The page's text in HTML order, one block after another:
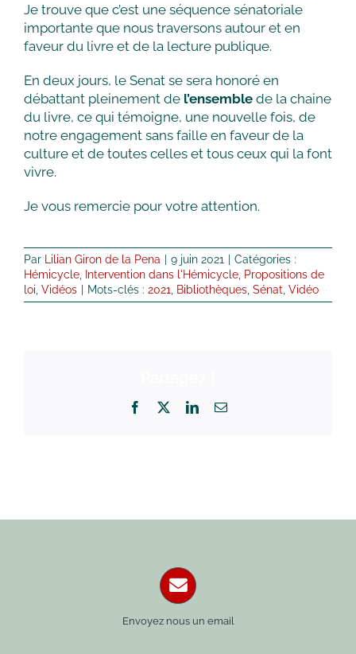
Je trouve que c’est une séquence sénatoriale
importante que nous traversons autour et en
faveur du livre et de la lecture publique.
En deux jours, le Senat se sera honoré en
débattant pleinement de l’ensemblede la chaine
du livre, ce qui témoigne, une nouvelle fois, de
notre engagement sans faille en faveur de la
culture et de toutes celles et tous ceux qui la font
vivre.
Je vous remercie pour votre attention.
Par Lilian Giron de la Pena 9 juin 2021
Catégories :
Hémicycle
Intervention dans l'Hémicycle Propositions de
loi Vidéos Mots-clés : 2021 Bibliothèques Sénat Vidéo
Facebook LinkedInEmail
Envoyez nous un email